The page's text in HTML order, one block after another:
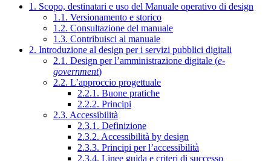
1. Scopo, destinatari e uso del Manuale operativo di design
1.1. Versionamento e storico
1.2. Consultazione del manuale
1.3. Contribuisci al manuale
2. Introduzione al design per i servizi pubblici digitali
2.1. Design per l’amministrazione digitale (e-
government)
2.2. L’approccio progettuale
2.2.1. Buone pratiche
2.2.2. Principi
2.3. Accessibilità
2.3.1. Definizione
2.3.2. Accessibilità by design
2.3.3. Principi per l’accessibilità
2.3.4. Linee guida e criteri di successo